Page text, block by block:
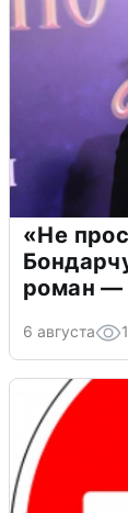
«Не
роман —
6 августа